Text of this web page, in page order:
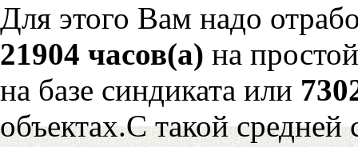
Для этого Вам надо
21904 часов(а) на
на базе синдиката или
объектах.С такой средней